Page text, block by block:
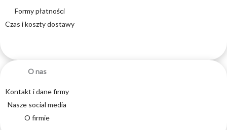
Formy płatności
Czas i koszty dostawy
O nas
Kontakt i dane firmy
Nasze social media
O firmie